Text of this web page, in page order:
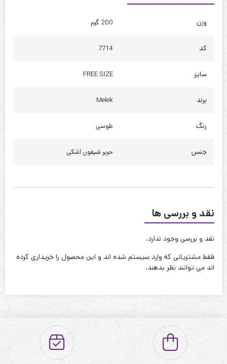
دور کمر : 130 سانت
نحوه شستشو:با آب 40 درجه و بدون استفاده از مایعات سفیدکننده
وزن 200 گرم
کد 7714
سایز FREE SIZE
برند Melek
رنگ طوسی
جنس حریر شیفون اشکی
نقد و بررسی ها
نقد و بررسی وجود ندارد.
فقط مشتریانی که وارد سیستم شده اند و این محصول را خریداری کرده
اند می توانند نظر بدهند.